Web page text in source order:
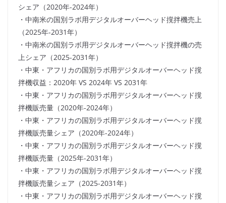
シェア（2020年-2024年）
・中南米の国別ラボ用デジタルオーバーヘッド撹拌機売上
（2025年-2031年）
・中南米の国別ラボ用デジタルオーバーヘッド撹拌機の売
上シェア（2025-2031年）
・中東・アフリカの国別ラボ用デジタルオーバーヘッド撹
拌機収益：2020年 VS 2024年 VS 2031年
・中東・アフリカの国別ラボ用デジタルオーバーヘッド撹
拌機販売量（2020年-2024年）
・中東・アフリカの国別ラボ用デジタルオーバーヘッド撹
拌機販売量シェア（2020年-2024年）
・中東・アフリカの国別ラボ用デジタルオーバーヘッド撹
拌機販売量（2025年-2031年）
・中東・アフリカの国別ラボ用デジタルオーバーヘッド撹
拌機販売量シェア（2025-2031年）
・中東・アフリカの国別ラボ用デジタルオーバーヘッド撹